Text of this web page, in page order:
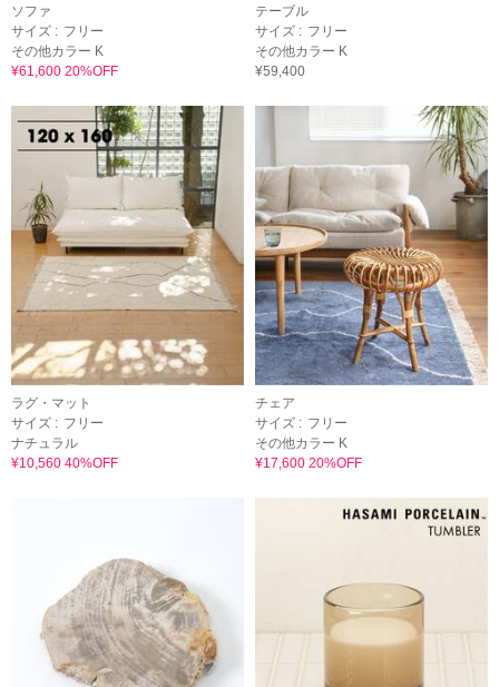
ソファ
サイズ : フリー
その他カラー K
¥61,600 20%OFF
テーブル
サイズ : フリー
その他カラー K
¥59,400
ラグ・マット
サイズ : フリー
ナチュラル
¥10,560 40%OFF
チェア
サイズ : フリー
その他カラー K
¥17,600 20%OFF